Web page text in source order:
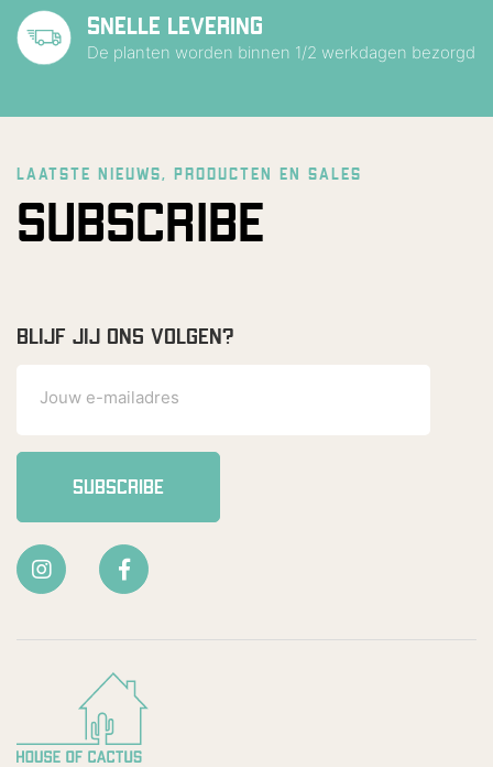
SNELLE LEVERING
De planten worden binnen 1/2 werkdagen bezorgd
LAATSTE NIEUWS, PRODUCTEN EN SALES
SUBSCRIBE
BLIJF JIJ ONS VOLGEN?
SUBSCRIBE